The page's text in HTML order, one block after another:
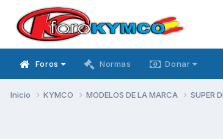
Foros Normas Donar
Inicio KYMCO MODELOS DE LA MARCA SUPER